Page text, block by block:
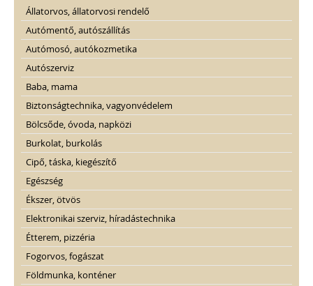
Állatorvos, állatorvosi rendelő
Autómentő, autószállítás
Autómosó, autókozmetika
Autószerviz
Baba, mama
Biztonságtechnika, vagyonvédelem
Bölcsőde, óvoda, napközi
Burkolat, burkolás
Cipő, táska, kiegészítő
Egészség
Ékszer, ötvös
Elektronikai szerviz, híradástechnika
Étterem, pizzéria
Fogorvos, fogászat
Földmunka, konténer